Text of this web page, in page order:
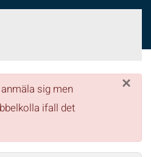
×
sig men
ifall det